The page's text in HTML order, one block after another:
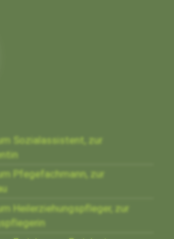
Sozialassistent, zur
Pfegefachmann, zur
Heilerziehungspfleger, zur